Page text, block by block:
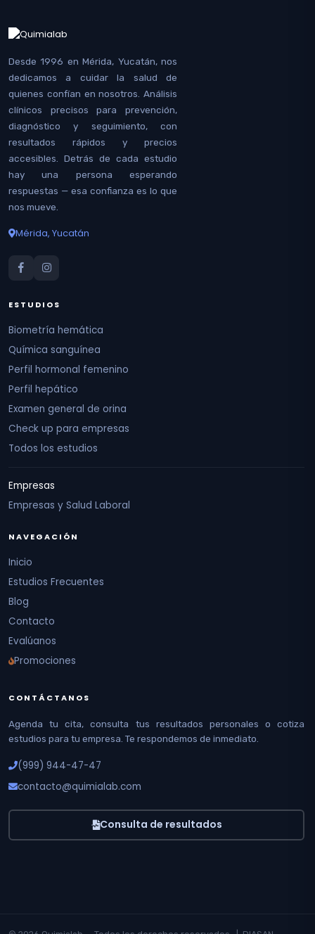
Desde 1996 en Mérida, Yucatán, nos
dedicamos a cuidar la salud de
quienes confían en nosotros. Análisis
clínicos precisos para prevención,
diagnóstico y seguimiento, con
resultados rápidos y precios
accesibles. Detrás de cada estudio
hay una persona esperando
respuestas — esa confianza es lo que
nos mueve.
Mérida, Yucatán
ESTUDIOS
Biometría hemática
Química sanguínea
Perfil hormonal femenino
Perfil hepático
Examen general de orina
Check up para empresas
Todos los estudios
Empresas
Empresas y Salud Laboral
NAVEGACIÓN
Inicio
Estudios Frecuentes
Blog
Contacto
Evalúanos
Promociones
CONTÁCTANOS
Agenda tu cita, consulta tus resultados personales o cotiza
estudios para tu empresa. Te respondemos de inmediato.
(999) 944-47-47
contacto@quimialab.com
Consulta de resultados